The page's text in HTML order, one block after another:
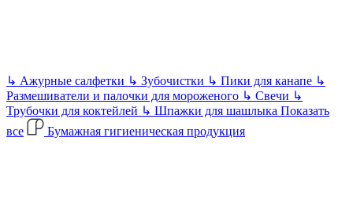
↳ Ажурные салфетки ↳ Зубочистки ↳ Пики для канапе ↳
Размешиватели и палочки для мороженого ↳ Свечи ↳
Трубочки для коктейлей ↳ Шпажки для шашлыка Показать
все
Бумажная гигиеническая продукция